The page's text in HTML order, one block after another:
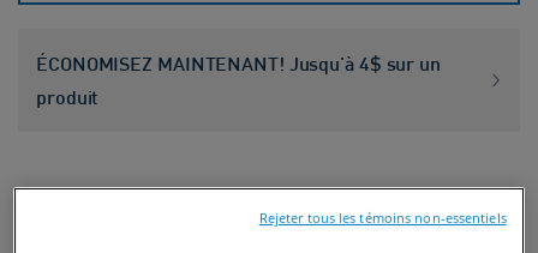
ÉCONOMISEZ MAINTENANT! Jusqu'à 4$ sur un
produit
Rejeter tous les témoins non-essentiels